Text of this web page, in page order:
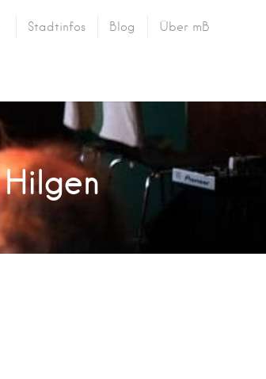
Stadtinfos Blog Über mB